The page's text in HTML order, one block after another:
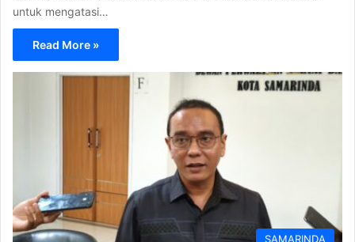
untuk mengatasi…
Read More »
SAMARINDA